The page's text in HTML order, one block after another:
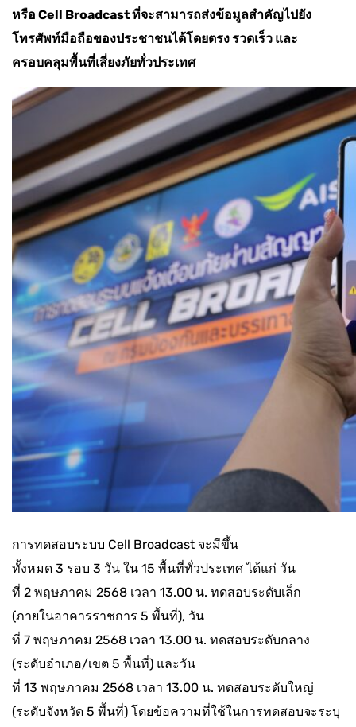
หรือ Cell Broadcast ที่จะสามารถส่งข้อมูลสำคัญไปยัง
โทรศัพท์มือถือของประชาชนได้โดยตรง รวดเร็ว และ
ครอบคลุมพื้นที่เสี่ยงภัยทั่วประเทศ
การทดสอบระบบ Cell Broadcast จะมีขึ้น
ทั้งหมด 3 รอบ 3 วัน ใน 15 พื้นที่ทั่วประเทศ ได้แก่ วัน
ที่ 2 พฤษภาคม 2568 เวลา 13.00 น. ทดสอบระดับเล็ก
(ภายในอาคารราชการ 5 พื้นที่), วัน
ที่ 7 พฤษภาคม 2568 เวลา 13.00 น. ทดสอบระดับกลาง
(ระดับอำเภอ/เขต 5 พื้นที่) และวัน
ที่ 13 พฤษภาคม 2568 เวลา 13.00 น. ทดสอบระดับใหญ่
(ระดับจังหวัด 5 พื้นที่) โดยข้อความที่ใช้ในการทดสอบจะระบุ